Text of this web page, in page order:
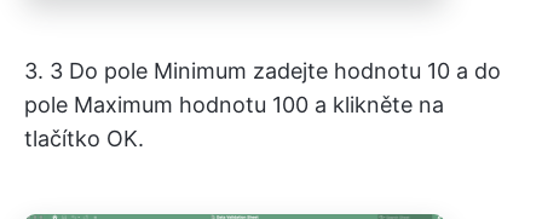
3. 3 Do pole Minimum zadejte hodnotu 10 a do
pole Maximum hodnotu 100 a klikněte na
tlačítko OK.